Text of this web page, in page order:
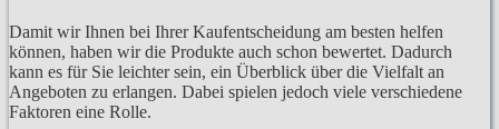
Damit wir Ihnen bei Ihrer Kaufentscheidung am besten helfen
können, haben wir die Produkte auch schon bewertet. Dadurch
kann es für Sie leichter sein, ein Überblick über die Vielfalt an
Angeboten zu erlangen. Dabei spielen jedoch viele verschiedene
Faktoren eine Rolle.